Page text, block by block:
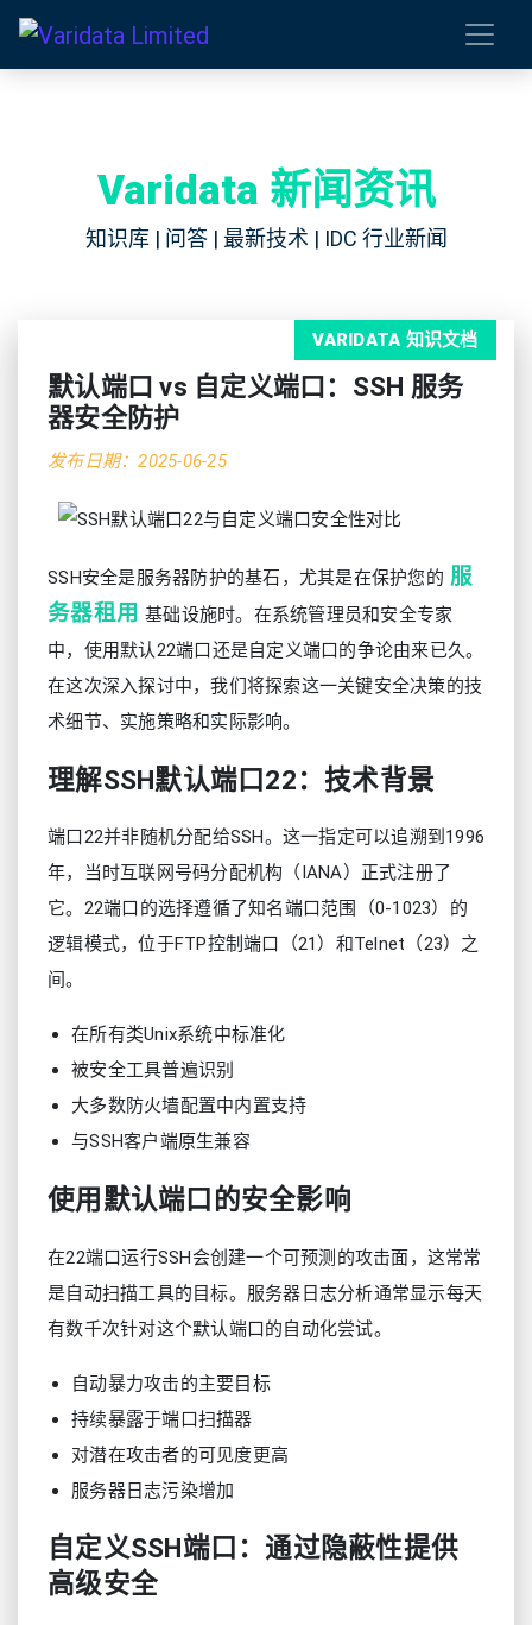
Varidata 新闻资讯
知识库 | 问答 | 最新技术 | IDC 行业新闻
VARIDATA 知识文档
默认端口 vs 自定义端口：SSH 服务
器安全防护
发布日期：2025-06-25
SSH安全是服务器防护的基石，尤其是在保护您的 服
务器租用 基础设施时。在系统管理员和安全专家
中，使用默认22端口还是自定义端口的争论由来已久。
在这次深入探讨中，我们将探索这一关键安全决策的技
术细节、实施策略和实际影响。
理解SSH默认端口22：技术背景
端口22并非随机分配给SSH。这一指定可以追溯到1996
年，当时互联网号码分配机构（IANA）正式注册了
它。22端口的选择遵循了知名端口范围（0-1023）的
逻辑模式，位于FTP控制端口（21）和Telnet（23）之
间。
在所有类Unix系统中标准化
被安全工具普遍识别
大多数防火墙配置中内置支持
与SSH客户端原生兼容
使用默认端口的安全影响
在22端口运行SSH会创建一个可预测的攻击面，这常常
是自动扫描工具的目标。服务器日志分析通常显示每天
有数千次针对这个默认端口的自动化尝试。
自动暴力攻击的主要目标
持续暴露于端口扫描器
对潜在攻击者的可见度更高
服务器日志污染增加
自定义SSH端口：通过隐蔽性提供
高级安全